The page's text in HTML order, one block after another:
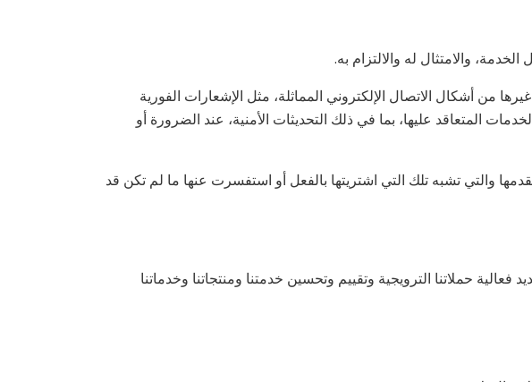
والامتثال له والالتزام به.
من أشكال الاتصال الإلكتروني المماثلة، مثل الإشعارات الفورية
المتعاقد عليها، بما في ذلك التحديثات الأمنية، عند الضرورة أو
والتي تشبه تلك التي اشتريتها بالفعل أو استفسرت عنها ما لم تكن قد
حملاتنا الترويجية وتقييم وتحسين خدمتنا ومنتجاتنا وخدماتنا